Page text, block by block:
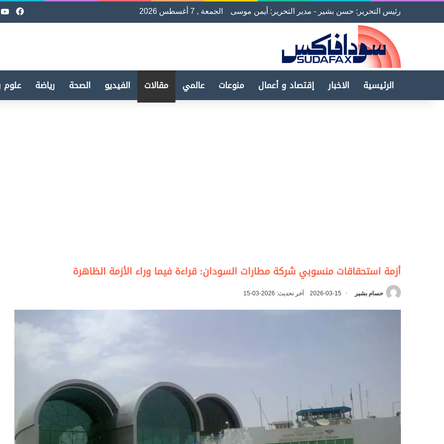
رئيس التحرير: حسن بشير - مدير التحرير: أيمن موسى الجمعة , 7 أغسطس 2026
الرئيسية الاخبار إقتصاد و أعمال منوعات عالمي مقالات الفيديو الصحة رياضة علوم
أزمة استحقاقات منسوبي شركة مطارات السودان: قراءة فيما وراء الأزمة الظاهرة
حسام بشير 2026-03-15 آخر تحديث: 2026-03-15